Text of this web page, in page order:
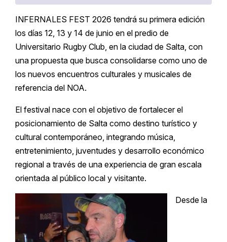
INFERNALES FEST 2026 tendrá su primera edición
los días 12, 13 y 14 de junio en el predio de
Universitario Rugby Club, en la ciudad de Salta, con
una propuesta que busca consolidarse como uno de
los nuevos encuentros culturales y musicales de
referencia del NOA.
El festival nace con el objetivo de fortalecer el
posicionamiento de Salta como destino turístico y
cultural contemporáneo, integrando música,
entretenimiento, juventudes y desarrollo económico
regional a través de una experiencia de gran escala
orientada al público local y visitante.
Desde la